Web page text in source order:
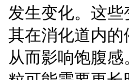
发生变化。这些
其在消化道内的
从而影响饱腹